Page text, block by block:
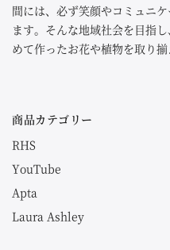
間には、必ず笑顔やコミュニ
ます。そんな地域社会を目指
めて作ったお花や植物を取り揃
商品カテゴリー
RHS
YouTube
Apta
Laura Ashley